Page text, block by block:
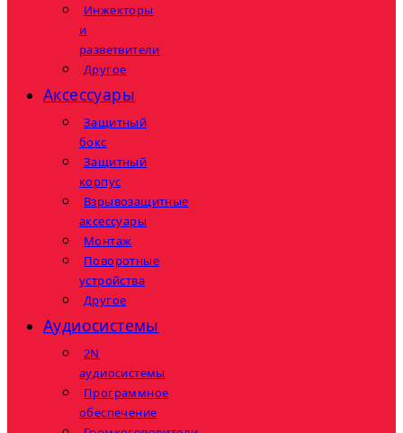
Инжекторы
и
разветвители
Другое
Аксессуары
Защитный
бокс
Защитный
корпус
Взрывозащитные
аксессуары
Монтаж
Поворотные
устройства
Другое
Аудиосистемы
2N
аудиосистемы
Программное
обеспечение